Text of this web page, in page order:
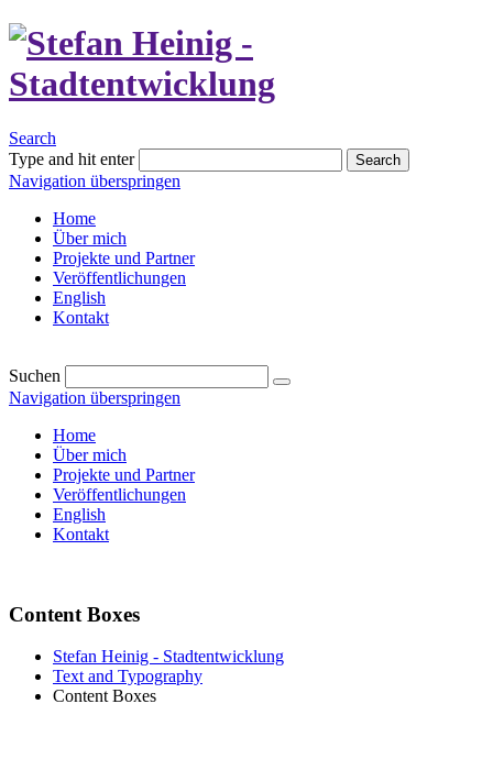
Search
Type and hit enter
Search
Navigation überspringen
Home
Über mich
Projekte und Partner
Veröffentlichungen
English
Kontakt
Suchen
Navigation überspringen
Home
Über mich
Projekte und Partner
Veröffentlichungen
English
Kontakt
Content Boxes
Stefan Heinig - Stadtentwicklung
Text and Typography
Content Boxes